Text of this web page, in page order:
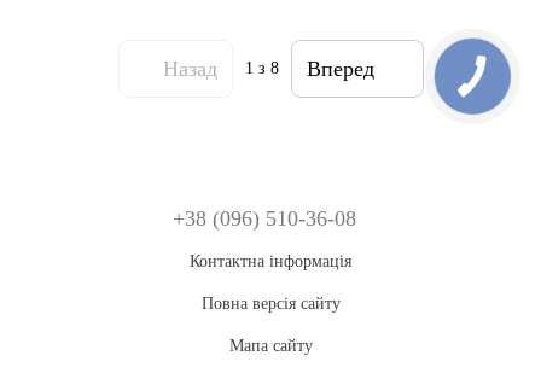
Назад 1 з 8 Вперед
+38 (096) 510-36-08
Контактна інформація
Повна версія сайту
Мапа сайту